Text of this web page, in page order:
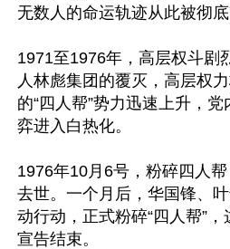
无数人的命运轨迹从此被彻底
1971至1976年，高层权斗剧
人林彪集团的覆灭，高层权
的“四人帮”势力迅速上升，
弈进入白热化。
1976年10月6号，粉碎四人
去世。一个月后，华国锋、
动行动，正式粉碎“四人帮”
宣告结束。